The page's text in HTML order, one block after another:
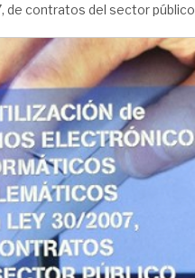
de contratos del sector público